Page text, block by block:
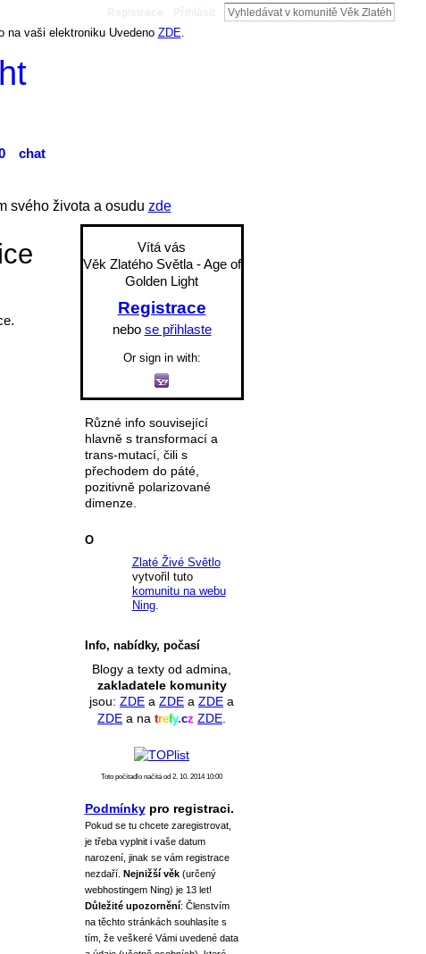
na vaši elektroniku Uvedeno ZDE.
chat
svého života a osudu zde
Vítá vás
Věk Zlatého Světla - Age of
Golden Light
Registrace
nebo se přihlaste
Or sign in with:
Různé info související
hlavně s transformací a
trans-mutací, čili s
přechodem do páté,
pozitivně polarizované
dimenze.
O
Zlaté Živé Světlo
vytvořil tuto
komunitu na webu
Ning.
Info, nabídky, počasí
Blogy a texty od admina,
zakladatele komunity
jsou: ZDE a ZDE a ZDE a
ZDE a na trefy.cz ZDE
Toto počítadlo načítá od 2. 10. 2014 10:00
Podmínkypro registraci.
Pokud se tu chcete zaregistrovat,
je třeba vyplnit i vaše datum
narození, jinak se vám registrace
nezdaří. Nejnižší věk(určený
webhostingem Ning) je 13 let!
Důležité upozornění: Členstvím
na těchto stránkách souhlasíte s
tím, že veškeré Vámi uvedené data